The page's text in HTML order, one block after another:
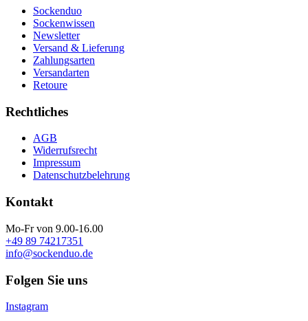
Sockenduo
Sockenwissen
Newsletter
Versand & Lieferung
Zahlungsarten
Versandarten
Retoure
Rechtliches
AGB
Widerrufsrecht
Impressum
Datenschutzbelehrung
Kontakt
Mo-Fr von 9.00-16.00
+49 89 74217351
info@sockenduo.de
Folgen Sie uns
Instagram